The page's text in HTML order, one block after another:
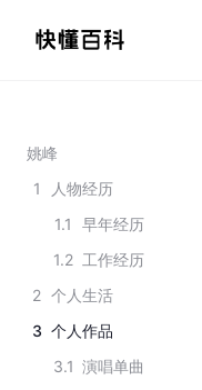
姚峰
1
人物经历
1.1
早年经历
1.2 工作经历
2 个人生活
3 个人作品
3.1 演唱单曲